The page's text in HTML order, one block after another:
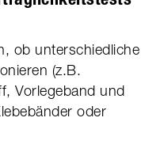
ob unterschiedliche
(z.B.
Vorlegeband und
oder